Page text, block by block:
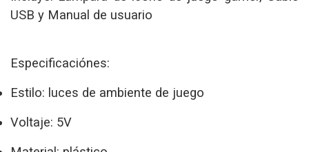
USB y Manual de usuario
Especificaciónes:
Estilo: luces de ambiente de juego
Voltaje: 5V